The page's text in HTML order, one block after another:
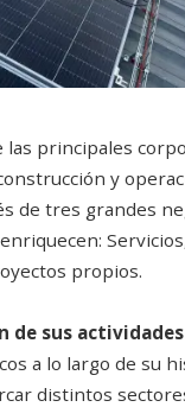
las principales
y
de tres grandes
propios.
de sus actividades
a lo largo de su
distintos